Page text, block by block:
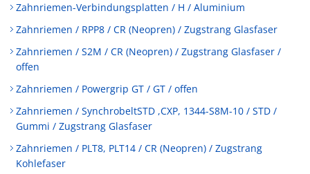
Zahnriemen-Verbindungsplatten / H / Aluminium
Zahnriemen / RPP8 / CR (Neopren) / Zugstrang Glasfaser
Zahnriemen / S2M / CR (Neopren) / Zugstrang Glasfaser /
offen
Zahnriemen / Powergrip GT / GT / offen
Zahnriemen / SynchrobeltSTD ,CXP, 1344-S8M-10 / STD /
Gummi / Zugstrang Glasfaser
Zahnriemen / PLT8, PLT14 / CR (Neopren) / Zugstrang
Kohlefaser